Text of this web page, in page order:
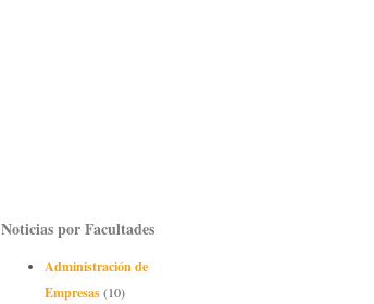
Noticias por Facultades
Administración de
Empresas(10)